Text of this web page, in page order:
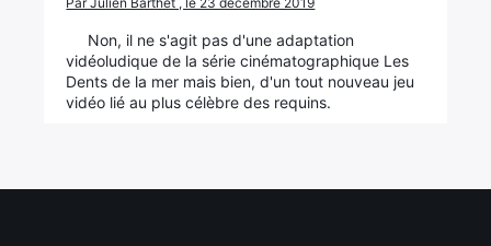
Non, il ne s'agit pas d'une adaptation
vidéoludique de la série cinématographique Les
Dents de la mer mais bien, d'un tout nouveau jeu
vidéo lié au plus célèbre des requins.